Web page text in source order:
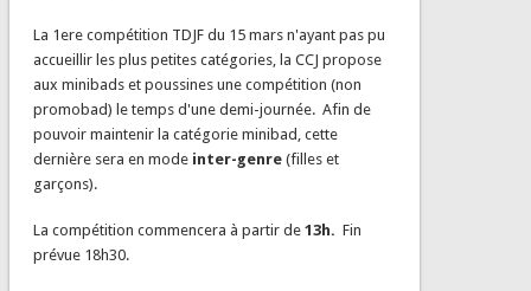
La 1ere compétition TDJF du 15 mars n'ayant pas pu
accueillir les plus petites catégories, la CCJ propose
aux minibads et poussines une compétition (non
promobad) le temps d'une demi-journée. Afin de
pouvoir maintenir la catégorie minibad, cette
dernière sera en mode inter-genre(filles et
garçons).
La compétition commencera à partir de 13h. Fin
prévue 18h30.